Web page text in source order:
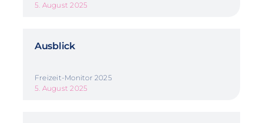
5. August 2025
Ausblick
Freizeit-Monitor 2025
5. August 2025